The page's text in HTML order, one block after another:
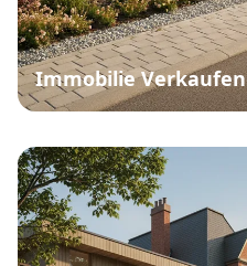
Immobilie Verkaufen